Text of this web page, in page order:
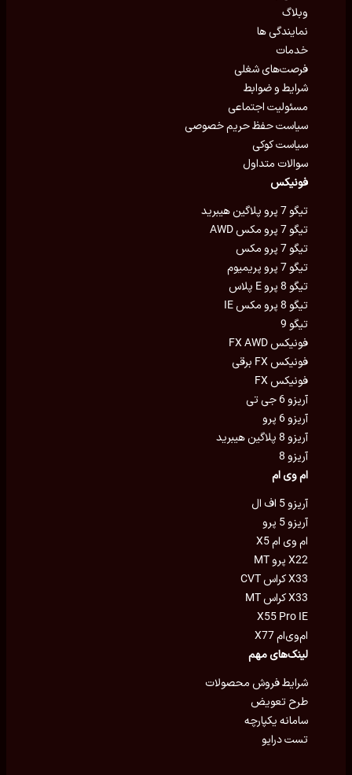
وبلاگ
نمایندگی ها
خدمات
فرصت‌های شغلی
شرایط و ضوابط
مسئولیت اجتماعی
سیاست حفظ حریم خصوصی
سیاست کوکی
سوالات متداول
فونیکس
تیگو 7 پرو پلاگین هیبرید
تیگو 7 پرو مکس AWD
تیگو 7 پرو مکس
تیگو 7 پرو پریمیوم
تیگو 8 پرو E پلاس
تیگو 8 پرو مکس IE
تیگو 9
فونیکس FX AWD
فونیکس FX برقی
فونیکس FX
آریزو 6 جی تی
آریزو 6 پرو
آریزو 8 پلاگین هیبرید
آریزو 8
ام وی ام
آریزو 5 اف ال
آریزو 5 پرو
ام وی ام X5
X22 پرو MT
X33 کراس CVT
X33 کراس MT
X55 Pro IE
ام‌وی‌ام X77
لینک‌های مهم
شرایط فروش محصولات
طرح تعویض
سامانه یکپارچه
تست درایو